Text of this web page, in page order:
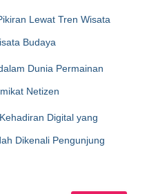
Lewat Tren Wisata
Budaya
Dunia Permainan
Netizen
Digital yang
Dikenali Pengunjung